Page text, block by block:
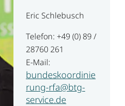
Eric Schlebusch
Telefon: +49 (0) 89 /
28760 261
E-Mail:
bundeskoordinie
rung-rfa@btg-
service.de